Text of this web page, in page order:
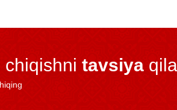
chiqishni tavsiya